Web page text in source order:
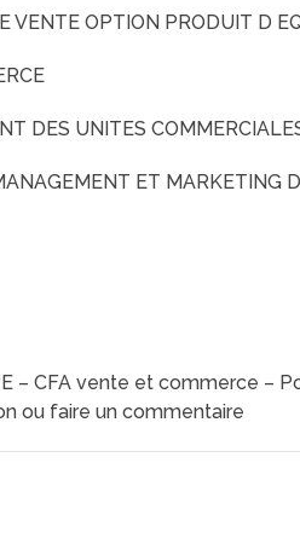
VENTE OPTION PRODUIT D
DES UNITES
ET MARKETING
– CFA vente et commerce –
ou faire un commentaire